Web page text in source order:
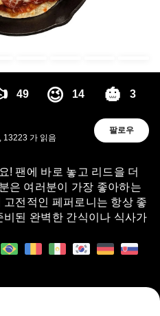
49 😉 14 🎃 3
, 13223 가 읽음
팔로우
! 팬에 바로 놓고 리드을 더
은 여러분이 가장 좋아하는
전적인 페퍼로니는 항상 좋
된 완벽한 간식이나 식사가